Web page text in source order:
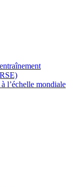
l’échelle mondiale